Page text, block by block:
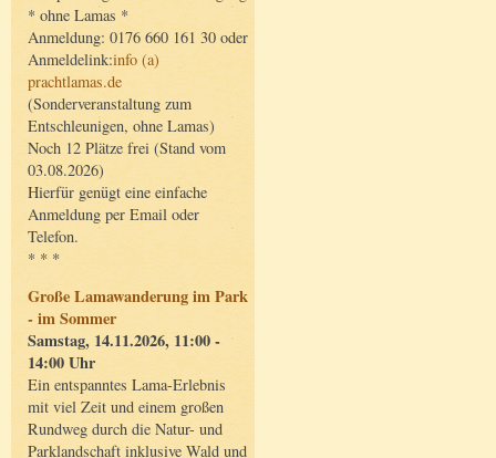
* ohne Lamas *
Anmeldung: 0176 660 161 30 oder
Anmeldelink:info (a)
prachtlamas.de
(Sonderveranstaltung zum
Entschleunigen, ohne Lamas)
Noch 12 Plätze frei (Stand vom
03.08.2026)
Hierfür genügt eine einfache
Anmeldung per Email oder
Telefon.
* * *
Große Lamawanderung im Park
- im Sommer
Samstag, 14.11.2026, 11:00 -
14:00 Uhr
Ein entspanntes Lama-Erlebnis
mit viel Zeit und einem großen
Rundweg durch die Natur- und
Parklandschaft inklusive Wald und